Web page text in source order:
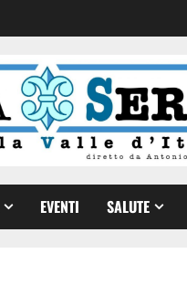
EVENTI SALUTE